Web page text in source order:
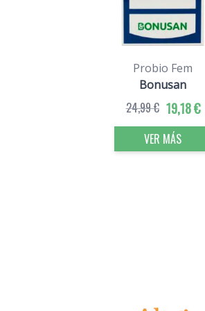
Probio Fem
Bonusan
19,18 €
24,99 €
VER MÁS